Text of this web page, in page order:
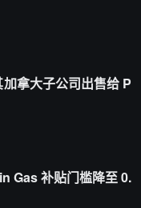
拿大子公司出售给 P
Gas 补贴门槛降至 0.